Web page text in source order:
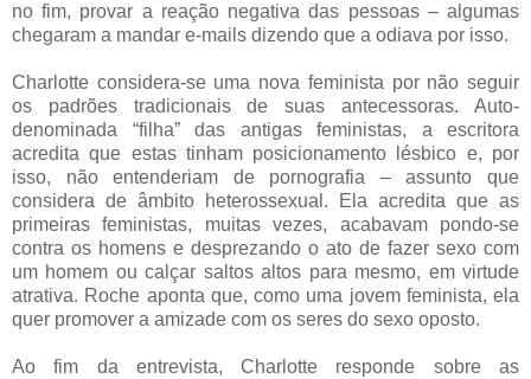
no fim, provar a reação negativa das pessoas – algumas
chegaram a mandar e-mails dizendo que a odiava por isso.
Charlotte considera-se uma nova feminista por não seguir
os padrões tradicionais de suas antecessoras. Auto-
denominada “filha” das antigas feministas, a escritora
acredita que estas tinham posicionamento lésbico e, por
isso, não entenderiam de pornografia – assunto que
considera de âmbito heterossexual. Ela acredita que as
primeiras feministas, muitas vezes, acabavam pondo-se
contra os homens e desprezando o ato de fazer sexo com
um homem ou calçar saltos altos para mesmo, em virtude
atrativa. Roche aponta que, como uma jovem feminista, ela
quer promover a amizade com os seres do sexo oposto.
Ao fim da entrevista, Charlotte responde sobre as